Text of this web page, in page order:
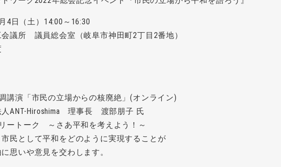
日（土）14:00～16:30
所 議員総会室（岐阜市神田町2丁目2番地）
講演「市民の立場からの核廃絶」(オンライン)
人ANT-Hiroshima 理事長 渡部朋子 氏
ートーク ～さあ平和を考えよう！～
民として平和をどのように実現することが
思いや意見を交わします。